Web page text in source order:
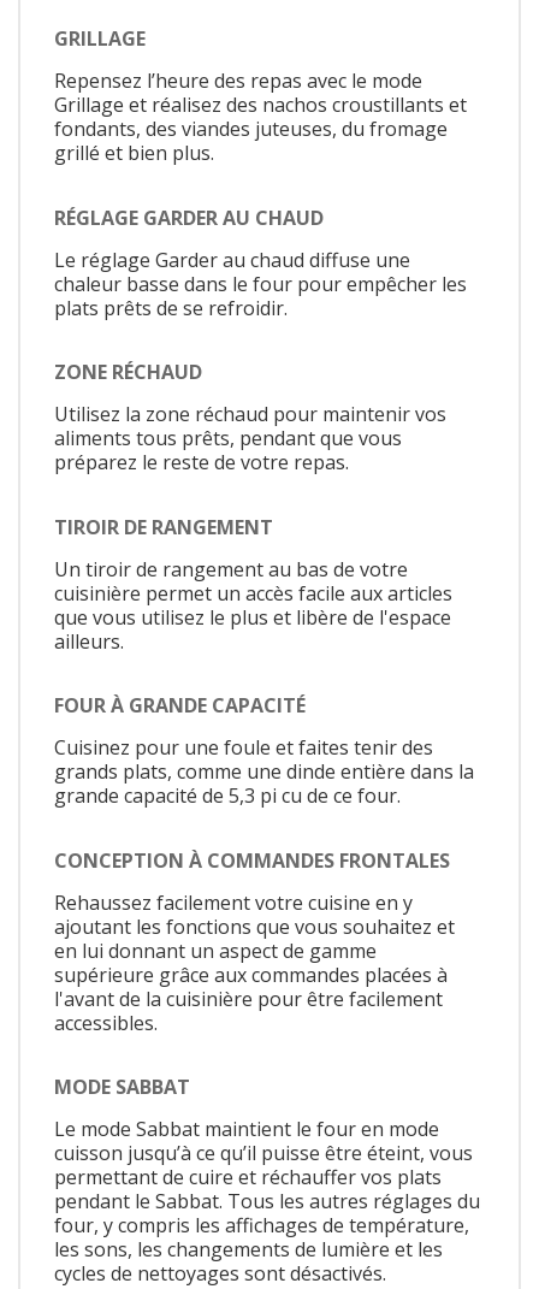
GRILLAGE
Repensez l’heure des repas avec le mode
Grillage et réalisez des nachos croustillants et
fondants, des viandes juteuses, du fromage
grillé et bien plus.
RÉGLAGE GARDER AU CHAUD
Le réglage Garder au chaud diffuse une
chaleur basse dans le four pour empêcher les
plats prêts de se refroidir.
ZONE RÉCHAUD
Utilisez la zone réchaud pour maintenir vos
aliments tous prêts, pendant que vous
préparez le reste de votre repas.
TIROIR DE RANGEMENT
Un tiroir de rangement au bas de votre
cuisinière permet un accès facile aux articles
que vous utilisez le plus et libère de l'espace
ailleurs.
FOUR À GRANDE CAPACITÉ
Cuisinez pour une foule et faites tenir des
grands plats, comme une dinde entière dans la
grande capacité de 5,3 pi cu de ce four.
CONCEPTION À COMMANDES FRONTALES
Rehaussez facilement votre cuisine en y
ajoutant les fonctions que vous souhaitez et
en lui donnant un aspect de gamme
supérieure grâce aux commandes placées à
l'avant de la cuisinière pour être facilement
accessibles.
MODE SABBAT
Le mode Sabbat maintient le four en mode
cuisson jusqu’à ce qu’il puisse être éteint, vous
permettant de cuire et réchauffer vos plats
pendant le Sabbat. Tous les autres réglages du
four, y compris les affichages de température,
les sons, les changements de lumière et les
cycles de nettoyages sont désactivés.